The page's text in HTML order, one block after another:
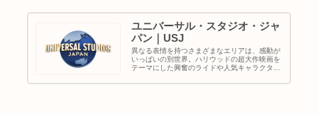
ユニバーサル・スタジオ・ジャ
パン｜USJ
異なる表情を持つさまざまなエリアは、感動が
いっぱいの別世界。ハリウッドの超大作映画を
テーマにした興奮のライドや人気キャラクター
る、ワールドクラスのエンターテイメントを集